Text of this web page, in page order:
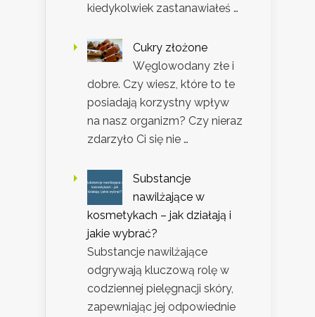
kiedykolwiek zastanawiałeś …
Cukry złożone
Węglowodany złe i
dobre. Czy wiesz, które to te
posiadają korzystny wpływ
na nasz organizm? Czy nieraz
zdarzyło Ci się nie …
Substancje
nawilżające w
kosmetykach – jak działają i
jakie wybrać?
Substancje nawilżające
odgrywają kluczową rolę w
codziennej pielęgnacji skóry,
zapewniając jej odpowiednie